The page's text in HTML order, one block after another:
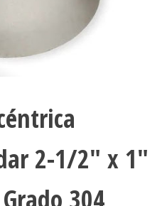
2-1/2″ x 1″
304